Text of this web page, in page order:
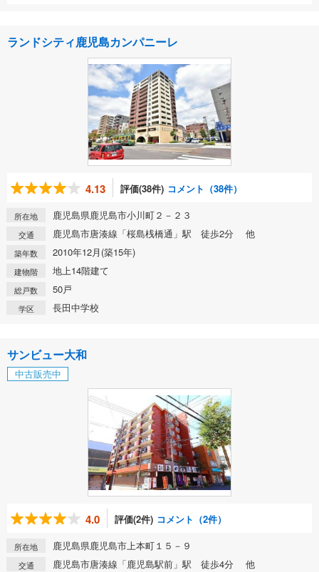
ランドシティ鹿児島カンパニーレ
4.13 評価(38件) コメント（38件）
所在地 鹿児島県鹿児島市小川町２－２３
交通 鹿児島市唐湊線「桜島桟橋通」駅 徒歩2分 他
築年数 2010年12月(築15年)
建物階 地上14階建て
総戸数 50戸
学区 長田中学校
サンビュー大和
中古販売中
4.0 評価(2件) コメント（2件）
所在地 鹿児島県鹿児島市上本町１５－９
交通 鹿児島市唐湊線「鹿児島駅前」駅 徒歩4分 他